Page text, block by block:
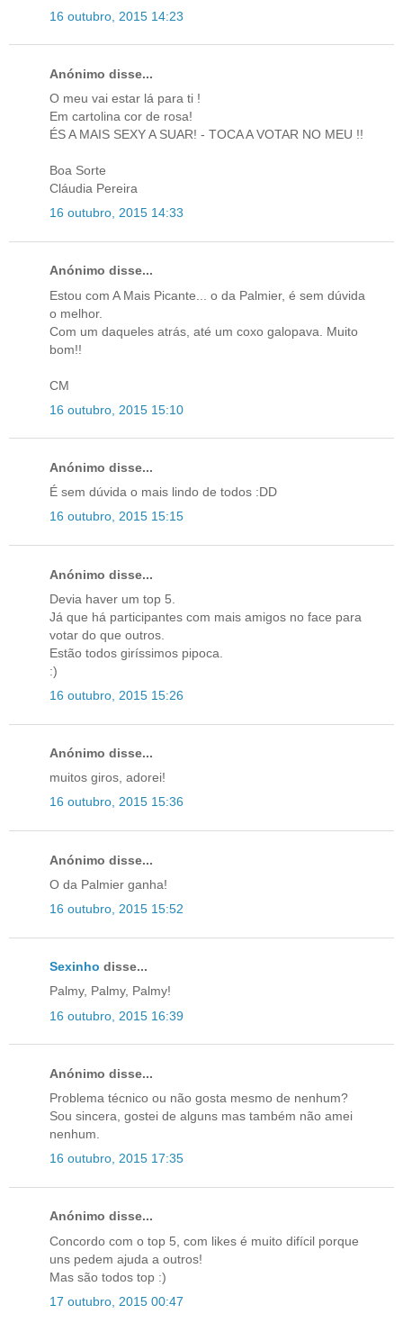
16 outubro, 2015 14:23
Anónimo disse...
O meu vai estar lá para ti !
Em cartolina cor de rosa!
ÉS A MAIS SEXY A SUAR! - TOCA A VOTAR NO MEU !!
Boa Sorte
Cláudia Pereira
16 outubro, 2015 14:33
Anónimo disse...
Estou com A Mais Picante... o da Palmier, é sem dúvida
o melhor.
Com um daqueles atrás, até um coxo galopava. Muito
bom!!
CM
16 outubro, 2015 15:10
Anónimo disse...
É sem dúvida o mais lindo de todos :DD
16 outubro, 2015 15:15
Anónimo disse...
Devia haver um top 5.
Já que há participantes com mais amigos no face para
votar do que outros.
Estão todos giríssimos pipoca.
:)
16 outubro, 2015 15:26
Anónimo disse...
muitos giros, adorei!
16 outubro, 2015 15:36
Anónimo disse...
O da Palmier ganha!
16 outubro, 2015 15:52
Sexinho disse...
Palmy, Palmy, Palmy!
16 outubro, 2015 16:39
Anónimo disse...
Problema técnico ou não gosta mesmo de nenhum?
Sou sincera, gostei de alguns mas também não amei
nenhum.
16 outubro, 2015 17:35
Anónimo disse...
Concordo com o top 5, com likes é muito difícil porque
uns pedem ajuda a outros!
Mas são todos top :)
17 outubro, 2015 00:47